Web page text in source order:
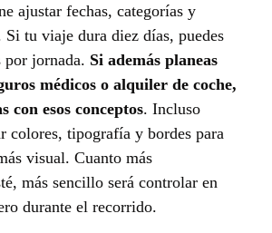
ajustar fechas, categorías y
tu viaje dura diez días, puedes
por jornada. Si además planeas
médicos o alquiler de coche,
con esos conceptos. Incluso
colores, tipografía y bordes para
visual. Cuanto más
más sencillo será controlar en
durante el recorrido.